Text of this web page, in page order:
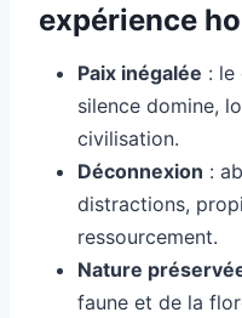
expérience
Paix inégalée : le
silence domine,
civilisation.
Déconnexion :
distractions,
ressourcement.
Nature
faune et de la